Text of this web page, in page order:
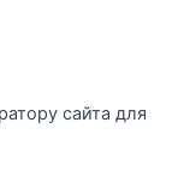
сайта для